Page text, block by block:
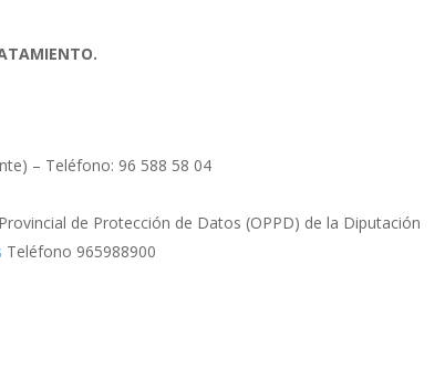
– Teléfono: 96 588 58 04
de Protección de Datos (OPPD) de la Diputación
Teléfono 965988900